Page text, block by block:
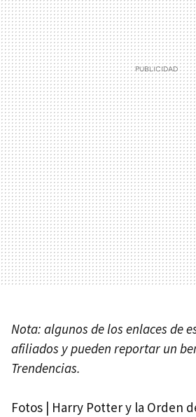
Nota: algunos de los enlaces de
afiliados y pueden reportar un
Trendencias.
Fotos | Harry Potter y la Orden